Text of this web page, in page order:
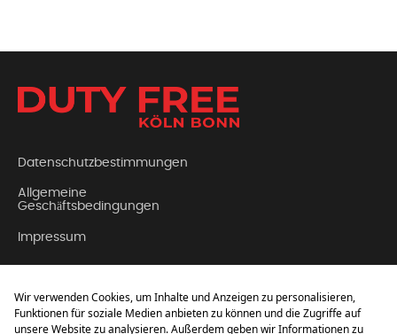
Datenschutzbestimmungen
Allgemeine
Geschäftsbedingungen
Impressum
Über Uns